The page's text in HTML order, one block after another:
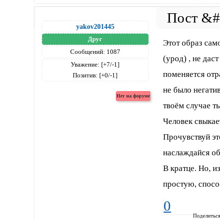
yakov201445
Друг
Сообщений: 1087
Уважение: [+7/-1]
Позитив: [+0/-1]
Этот образ
(урод) , не
поменяется
не было
твоём случае
Человек
Прочувствуй
наслаждайся
В кратце. Но,
простую,
0